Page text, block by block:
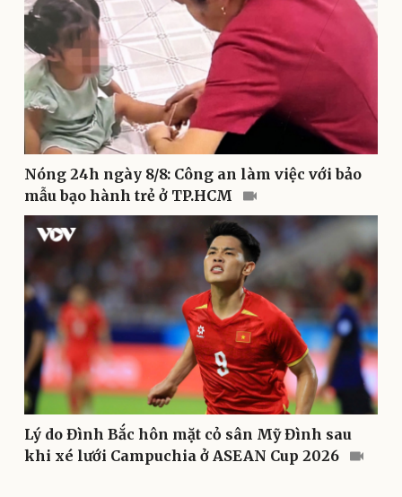
Sân khấu - Điện ảnh
Văn học
Âm nhạc
Di sản
Nghệ sĩ
Thời trang
Sao Việt
Nóng 24h ngày 8/8: Công an làm việc với bảo
mẫu bạo hành trẻ ở TP.HCM
Lý do Đình Bắc hôn mặt cỏ sân Mỹ Đình sau
khi xé lưới Campuchia ở ASEAN Cup 2026